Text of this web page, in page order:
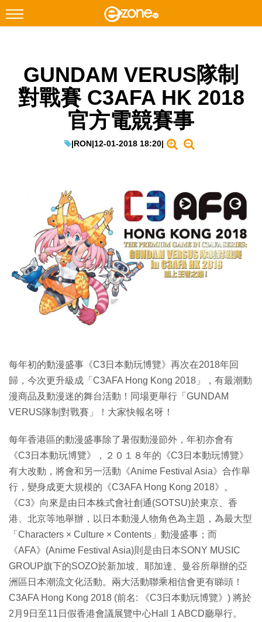
Facebook Instagram
科技焦點
生成式AI與雲端應用
Enterprise Digital Transformation
特集
GUNDAM VERUS隊制
對戰賽 C3AFA HK 2018
官方電競賽事
|RON|12-01-2018 18:20|
每年初的動漫盛事《C3日本動玩博覽》再次在2018年回
歸，今次更升級成「C3AFA Hong Kong 2018」，有最潮動
漫商品及動漫迷的舞台活動！同場更舉行「GUNDAM
VERUS隊制對戰賽」！大家快報名呀！
每年香港區的動漫盛事除了暑假動漫節外，年初亦會有
《C3日本動玩博覽》，２０１８年的《C3日本動玩博覽》
有大改動，將會和另一活動《Anime Festival Asia》合作舉
行，變身成更大規模的《C3AFA Hong Kong 2018》。
《C3》向來是由日本株式會社創通(SOTSU)於東京、香
港、北京等地舉辦，以日本動漫人物角色為主題，為最大型
「Characters × Culture × Contents」動漫盛事；而
《AFA》(Anime Festival Asia)則是由日本SONY MUSIC
GROUP旗下的SOZO於新加坡、耶加達、曼谷所舉辦的亞
洲區日本潮流文化活動。兩大活動聯乘相信會更有睇頭！
C3AFA Hong Kong 2018 (前名: 《C3日本動玩博覽》) 將於
2月9日至11日假香港會議展覽中心Hall 1 ABCD廳舉行。